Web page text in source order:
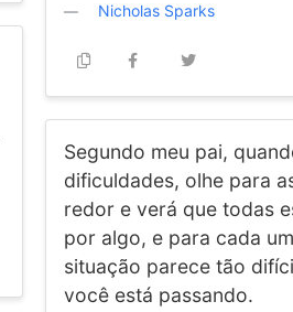
Nicholas Sparks
Segundo meu pai,
dificuldades, olhe para
redor e verá que todas
por algo, e para cada
situação parece tão
você está passando.